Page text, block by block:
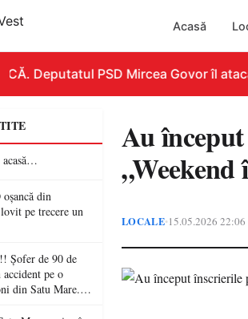
Acasă
Deputatul PSD Mircea Govor îl
din
pe trecere un
Șofer de 90 de
pe o
din Satu Mare. O
Au
LOCALE•15.05.2026 22:06